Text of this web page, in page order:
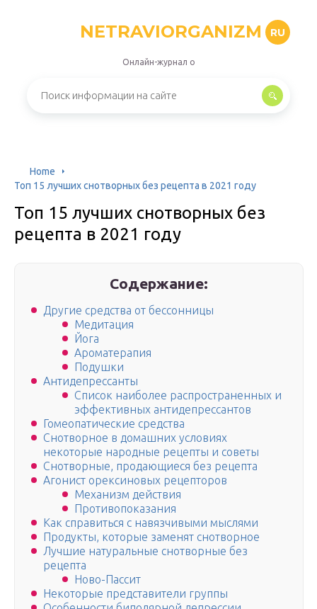
NETRAVIORGANIZM RU
Онлайн-журнал о
Home
Топ 15 лучших снотворных без рецепта в 2021 году
Топ 15 лучших снотворных без
рецепта в 2021 году
Содержание:
Другие средства от бессонницы
Медитация
Йога
Ароматерапия
Подушки
Антидепрессанты
Список наиболее распространенных и
эффективных антидепрессантов
Гомеопатические средства
Снотворное в домашних условиях
некоторые народные рецепты и советы
Снотворные, продающиеся без рецепта
Агонист орексиновых рецепторов
Механизм действия
Противопоказания
Как справиться с навязчивыми мыслями
Продукты, которые заменят снотворное
Лучшие натуральные снотворные без
рецепта
Ново-Пассит
Некоторые представители группы